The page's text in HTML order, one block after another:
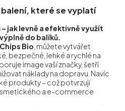
které se vyplatí
jak levně a efektivně využít
do balíků.
Bio , můžete vytvářet
bezpečné, lehké a rychlé na
image vaší značky, šetří
náklady na dopravu. Navíc
produkty – což potvrzují
a e-commerce